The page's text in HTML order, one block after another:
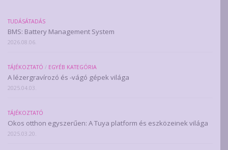
TUDÁSÁTADÁS
BMS: Battery Management System
2026.08.06.
TÁJÉKOZTATÓ / EGYÉB KATEGÓRIA
A lézergravírozó és -vágó gépek világa
2025.04.03.
TÁJÉKOZTATÓ
Okos otthon egyszerűen: A Tuya platform és eszközeinek világa
2025.03.20.